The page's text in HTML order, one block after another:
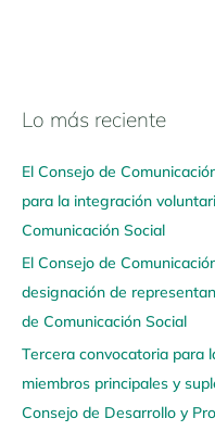
Lo más reciente
El Consejo de
para la integración
Comunicación Social
El Consejo de
designación de
de Comunicación Social
Tercera convocatoria para
miembros principales y
Consejo de Desarrollo y
N
v
e
g
a
a
q
u
í